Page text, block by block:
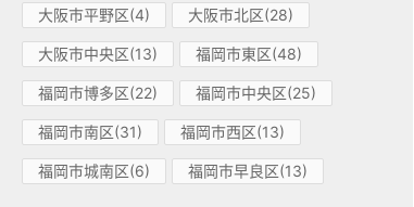
大阪市平野区(4) 大阪市北区(28)
大阪市中央区(13) 福岡市東区(48)
福岡市博多区(22) 福岡市中央区(25)
福岡市南区(31) 福岡市西区(13)
福岡市城南区(6) 福岡市早良区(13)